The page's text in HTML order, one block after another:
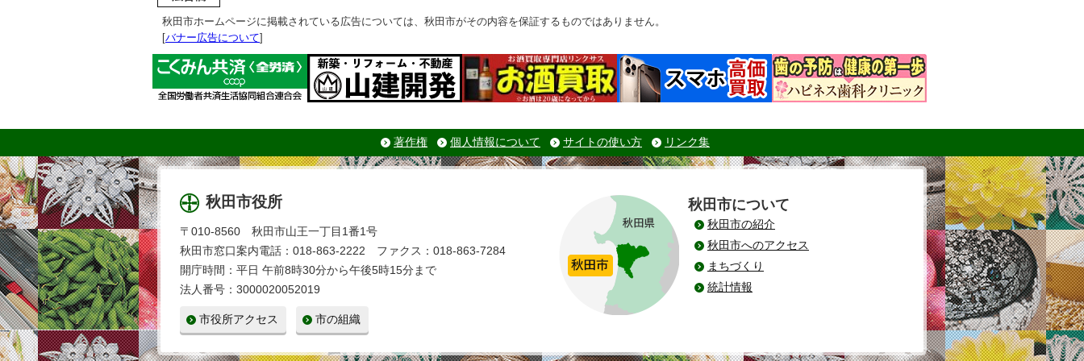
秋田市ホームページに掲載されている広告については、秋田市がその内容を保証するものではありません。
[バナー広告について]
著作権 個人情報について サイトの使い方 リンク集
秋田市役所
〒010-8560 秋田市山王一丁目1番1号
秋田市窓口案内電話：018-863-2222 ファクス：018-863-7284
開庁時間：平日 午前8時30分から午後5時15分まで
法人番号：3000020052019
市役所アクセス 市の組織
秋田市について
秋田市の紹介
秋田市へのアクセス
まちづくり
統計情報